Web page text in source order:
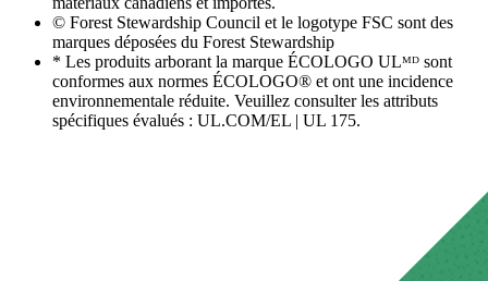
© Forest Stewardship Council et le logotype FSC sont des
marques déposées du Forest Stewardship
* Les produits arborant la marque ÉCOLOGO ULᴹᴰ sont
conformes aux normes ÉCOLOGO® et ont une incidence
environnementale réduite. Veuillez consulter les attributs
spécifiques évalués : UL.COM/EL | UL 175.